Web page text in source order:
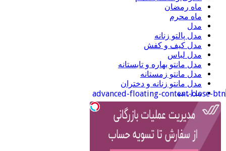
ماه رمضان
ماه محرم
مدل
مدل پالتو زنانه
مدل کیف و کفش
مدل لباس
مدل مانتو بهاره و تابستانه
مدل مانتو زمستانه
مدل مانتو زنانه و دختران
مدل مو
مناسبتهای متفرقه
مناسبتهای مذهبی
مناسبتی
منجوق دوزی
موبایل